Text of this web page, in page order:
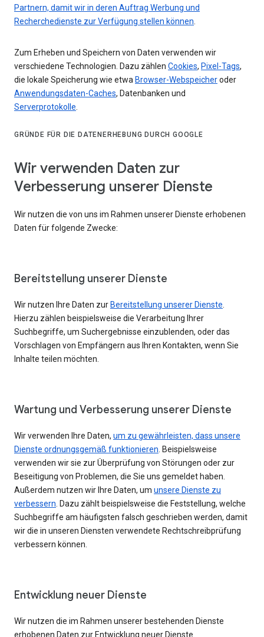
Partnern, damit wir in deren Auftrag Werbung und
Recherchedienste zur Verfügung stellen können.
Zum Erheben und Speichern von Daten verwenden wir
verschiedene Technologien. Dazu zählen Cookies, Pixel-Tags,
die lokale Speicherung wie etwa Browser-Webspeicheroder
Anwendungsdaten-Caches, Datenbanken und
Serverprotokolle.
GRÜNDE FÜR DIE DATENERHEBUNG DURCH GOOGLE
Wir verwenden Daten zur
Verbesserung unserer Dienste
Wir nutzen die von uns im Rahmen unserer Dienste erhobenen
Daten für folgende Zwecke:
Bereitstellung unserer Dienste
Wir nutzen Ihre Daten zur Bereitstellung unserer Dienste
Hierzu zählen beispielsweise die Verarbeitung Ihrer
Suchbegriffe, um Suchergebnisse einzublenden, oder das
Vorschlagen von Empfängern aus Ihren Kontakten, wenn Sie
Inhalte teilen möchten.
Wartung und Verbesserung unserer Dienste
Wir verwenden Ihre Daten, um zu gewährleisten, dass unsere
Dienste ordnungsgemäß funktionieren . Beispielsweise
verwenden wir sie zur Überprüfung von Störungen oder zur
Beseitigung von Problemen, die Sie uns gemeldet haben.
Außerdem nutzen wir Ihre Daten, um unsere Dienste zu
verbessern . Dazu zählt beispielsweise die Feststellung, welche
Suchbegriffe am häufigsten falsch geschrieben werden, damit
wir die in unseren Diensten verwendete Rechtschreibprüfung
verbessern können.
Entwicklung neuer Dienste
Wir nutzen die im Rahmen unserer bestehenden Dienste
erhobenen Daten zur Entwicklung neuer Dienste.